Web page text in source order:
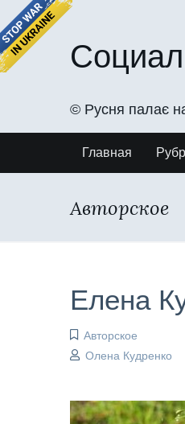
©️ Русня палає на
Главная
Авторское
Елена
Авторское
Олена Кудренко